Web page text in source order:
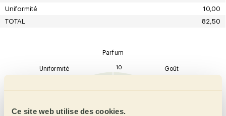
Ce site web utilise des cookies.
Uniformité
10,00
TOTAL
82,50
10
Parfum
Goût
Douceur
Uniformité